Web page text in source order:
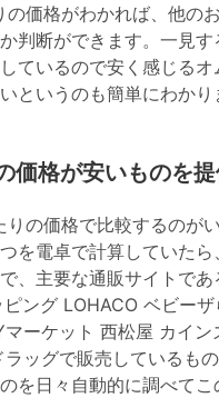
の価格がわかれば、他の
判断ができます。一見す
ているので安く感じる
というのも簡単にわかり
価格が安いものを提
りの価格で比較するのが
を電卓で計算していたら
、主要な通販サイトで
ング LOHACO ベビー
マーケット 西松屋 カイ
ッグで販売しているも
を日々自動的に調べてこ